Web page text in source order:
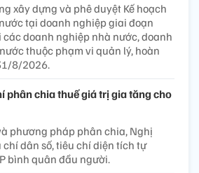
xây dựng và phê duyệt Kế hoạch
tại doanh nghiệp giai đoạn
doanh nghiệp nhà nước, doanh
thuộc phạm vi quản lý, hoàn
8/2026.
phân chia thuế giá trị gia tăng cho
phương pháp phân chia, Nghị
dân số, tiêu chí diện tích tự
bình quân đầu người.